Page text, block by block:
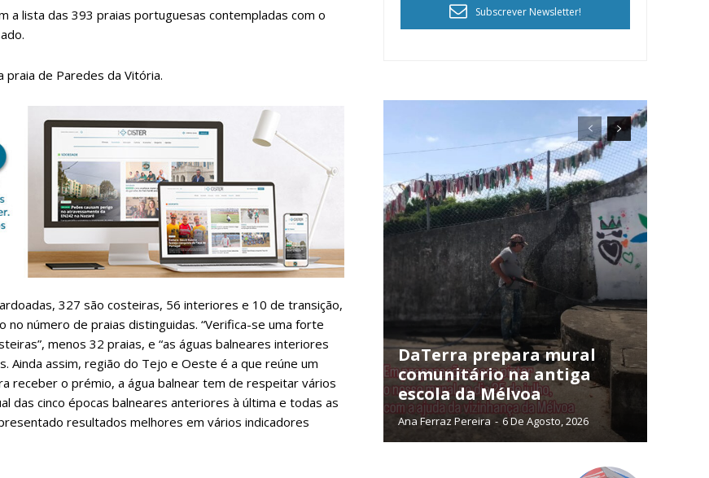
de Assinatura
do Região de Cister e ajude-nos a manter este serviço público!
assinante terá acesso a todos os conteúdos exclusivos e versões digitais.
Escolha o plano de assinatura desejado:
ASSINATURA
DIGITAL ANUAL
a lista das 393 praias portuguesas contempladas com o
praia de Paredes da Vitória.
327 são costeiras, 56 interiores e 10 de transição,
número de praias distinguidas. “Verifica-se uma forte
menos 32 praias, e “as águas balneares interiores
Ainda assim, região do Tejo e Oeste é a que reúne um
receber o prémio, a água balnear tem de respeitar vários
das cinco épocas balneares anteriores à última e todas as
resultados melhores em vários indicadores
Subscrever Newsletter!
DaTerra prepara mural
comunitário na antiga
escola da Mélvoa
Ana Ferraz Pereira - 6 De Agosto, 2026